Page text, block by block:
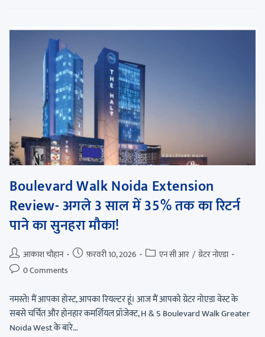
Boulevard Walk Noida Extension
Review- अगले 3 साल में 35% तक का रिटर्न
पाने का सुनहरा मौका!
आकाश चौहान फ़रवरी 10, 2026 एन सी आर / ग्रेटर नोएडा
0 Comments
नमस्ते! मैं आपका होस्ट, आपका रियल्टर हूं। आज मैं आपको ग्रेटर नोएडा वेस्ट के
सबसे चर्चित और होनहार कमर्शियल प्रॉजेक्ट, H & S Boulevard Walk Greater
Noida West के बारे…